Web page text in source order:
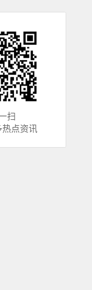
扫
点资讯